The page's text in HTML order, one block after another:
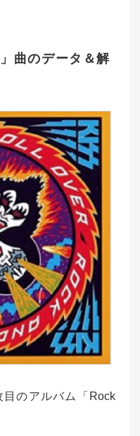
曲のデータ＆解
のアルバム「Rock